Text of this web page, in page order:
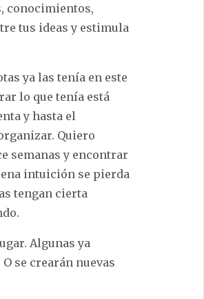
conocimientos,
tus ideas y estimula
ya las tenía en este
lo que tenía está
y hasta el
Quiero
semanas y encontrar
intuición se pierda
tengan cierta
Algunas ya
se crearán nuevas